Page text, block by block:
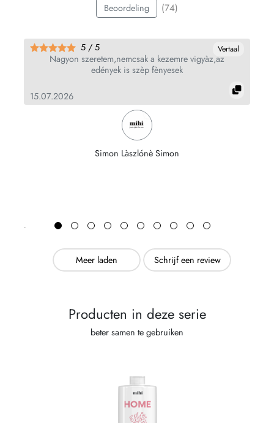
Beoordeling (74)
Vertaal
Nagyon szeretem,nemcsak a kezemre vigyàz,az
edények is szèp fènyesek
5 / 5
15.07.2026
Simon Làszlónè Simon
Meer laden Schrijf een review
Producten in deze serie
beter samen te gebruiken